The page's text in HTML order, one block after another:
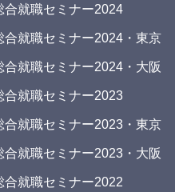
合就職セミナー2024
合就職セミナー2024・東京
合就職セミナー2024・大阪
合就職セミナー2023
合就職セミナー2023・東京
合就職セミナー2023・大阪
合就職セミナー2022